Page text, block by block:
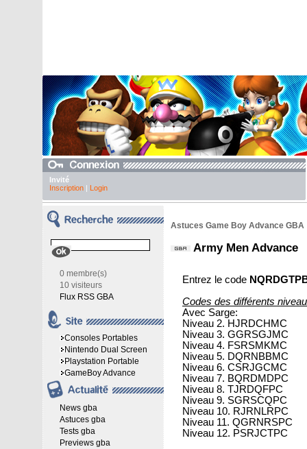
Invité
Inscription| Login
0 membre(s)
10 visiteurs
Flux RSS GBA
Consoles Portables
Nintendo Dual Screen
Playstation Portable
GameBoy Advance
News gba
Astuces gba
Tests gba
Previews gba
Astuces Game Boy Advance GBA
Army Men Advance
Entrez le code
Codes des différents
Avec Sarge:
Niveau 2. HJRDCHMC
Niveau 3. GGRSGJMC
Niveau 4. FSRSMKMC
Niveau 5. DQRNBBMC
Niveau 6. CSRJGCMC
Niveau 7. BQRDMDPC
Niveau 8. TJRDQFPC
Niveau 9. SGRSCQPC
Niveau 10. RJRNLRPC
Niveau 11. QGRNRSPC
Niveau 12. PSRJCTPC